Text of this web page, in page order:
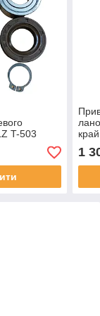
T-503
1